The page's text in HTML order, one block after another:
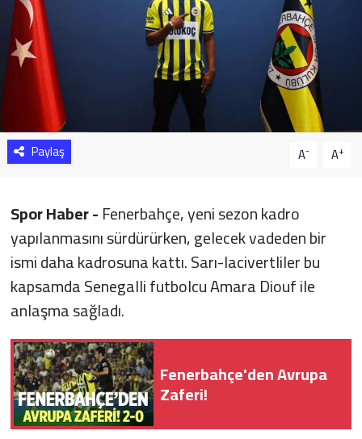
Paylaş A- A+
Spor Haber -Fenerbahçe, yeni sezon kadro
yapılanmasını sürdürürken, gelecek vadeden bir
ismi daha kadrosuna kattı. Sarı-lacivertliler bu
kapsamda Senegalli futbolcu Amara Diouf ile
anlaşma sağladı.
Fenerbahçe'den Avrupa
Zaferi!
Yazarlar
Resmi İlan
Resmi Reklam